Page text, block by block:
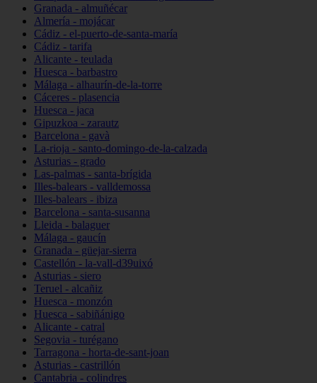
Granada - almuñécar
Almería - mojácar
Cádiz - el-puerto-de-santa-maría
Cádiz - tarifa
Alicante - teulada
Huesca - barbastro
Málaga - alhaurín-de-la-torre
Cáceres - plasencia
Huesca - jaca
Gipuzkoa - zarautz
Barcelona - gavà
La-rioja - santo-domingo-de-la-calzada
Asturias - grado
Las-palmas - santa-brígida
Illes-balears - valldemossa
Illes-balears - ibiza
Barcelona - santa-susanna
Lleida - balaguer
Málaga - gaucín
Granada - güejar-sierra
Castellón - la-vall-d39uixó
Asturias - siero
Teruel - alcañiz
Huesca - monzón
Huesca - sabiñánigo
Alicante - catral
Segovia - turégano
Tarragona - horta-de-sant-joan
Asturias - castrillón
Cantabria - colindres